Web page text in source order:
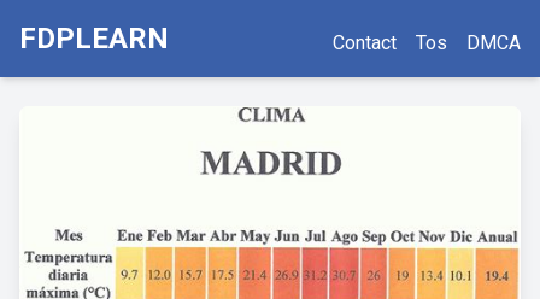
FDPLEARN Contact Tos DMCA